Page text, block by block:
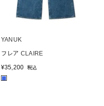
YANUK
フレア CLAIRE
¥35,200 税込
■